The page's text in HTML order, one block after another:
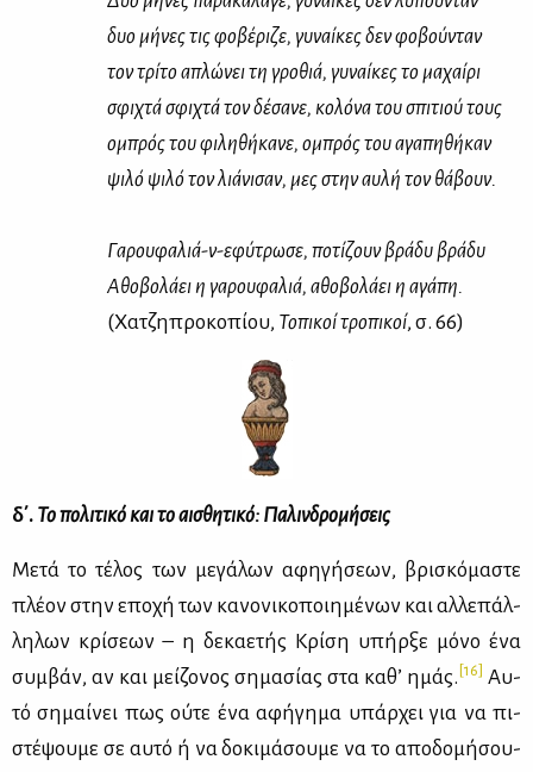
δυο μή­νες τις φο­βέ­ρι­ζε, γυ­ναί­κες δεν φο­βού­νταν
τον τρί­το απλώ­νει τη γρο­θιά, γυ­ναί­κες το μα­χαί­ρι
σφι­χτά σφι­χτά τον δέ­σα­νε, κο­λό­να του σπι­τιού τους
ομπρός του φι­λη­θή­κα­νε, ομπρός του αγα­πη­θή­καν
ψι­λό ψι­λό τον λιά­νι­σαν, μες στην αυ­λή τον θά­βουν.
Γα­ρου­φα­λιά-ν-εφύ­τρω­σε, πο­τί­ζουν βρά­δυ βρά­δυ
Αθο­βο­λά­ει η γα­ρου­φα­λιά, αθο­βο­λά­ει η αγά­πη.
(Χα­τζη­προ­κο­πί­ου, Το­πι­κοί τρο­πι­κοί, σ. 66)
δ΄. Το πο­λι­τι­κό και το αι­σθη­τι­κό: Πα­λιν­δρο­μή­σεις
Με­τά το τέ­λος των με­γά­λων αφη­γή­σε­ων, βρι­σκό­μα­στε
πλέ­ον στην επο­χή των κα­νο­νι­κο­ποι­η­μέ­νων και αλ­λε­πάλ­
λη­λων κρί­σε­ων – η δε­κα­ε­τής Κρί­ση υπήρ­ξε μό­νο ένα
συμ­βάν, αν και μεί­ζο­νος ση­μα­σί­ας στα κα­θ’ ημάς. [16] Αυ­
τό ση­μαί­νει πως ού­τε ένα αφή­γη­μα υπάρ­χει για να πι­
στέ­ψου­με σε αυ­τό ή να δο­κι­μά­σου­με να το απο­δο­μή­σου­